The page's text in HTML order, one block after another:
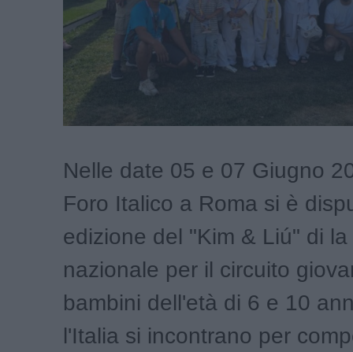
Nelle date 05 e 07 Giugno
Foro Italico a Roma si è
edizione del "Kim & Liú" di
nazionale per il circuito
bambini dell'età di 6 e 10
l'Italia si incontrano per